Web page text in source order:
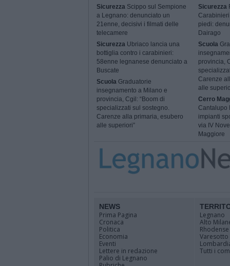
Sicurezza Scippo sul Sempione
a Legnano: denunciato un
21enne, decisivi i filmati delle
telecamere
Sicurezza Ubriaco lancia una
bottiglia contro i carabinieri:
58enne legnanese denunciato a
Buscate
Scuola Graduatorie
insegnamento a Milano e
provincia, Cgil: “Boom di
specializzati sul sostegno.
Carenze alla primaria, esubero
alle superiori”
Sicurezza
piedi:
Dairago
Scuola
provincia,
Carenze
alle
Cerro
Cantalupo
impianti
via IV
Maggiore
NEWS
Prima Pagina
Cronaca
Politica
Economia
Eventi
Lettere in redazione
Palio di Legnano
Legnano
Alto
Rhodense
Varesotto
Tutti i